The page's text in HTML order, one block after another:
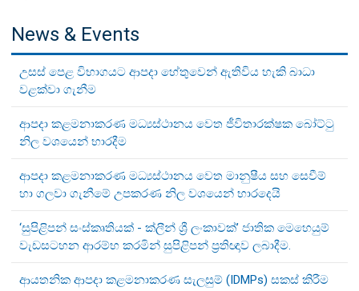
News & Events
උසස් පෙළ විභාගයට ආපදා හේතුවෙන් ඇතිවිය හැකි බාධා
වළක්වා ගැනීම
ආපදා කළමනාකරණ මධ්‍යස්ථානය වෙත ජීවිතාරක්ෂක බෝට්ටු
නිල වශයෙන් භාරදීම
ආපදා කළමනාකරණ මධ්‍යස්ථානය වෙත මානුෂීය සහ සෙවීම්
හා ගලවා ගැනීමේ උපකරණ නිල වශයෙන් භාරදෙයි
‘සුපිළිපන් සංස්කෘතියක් - ක්ලීන් ශ්‍රී ලංකාවක්’ ජාතික මෙහෙයුම්
වැඩසටහන ආරම්භ කරමින් සුපිළිපන් ප්‍රතිඥාව ලබාදීම.
ආයතනික ආපදා කළමනාකරණ සැලසුම් (IDMPs) සකස් කිරීම